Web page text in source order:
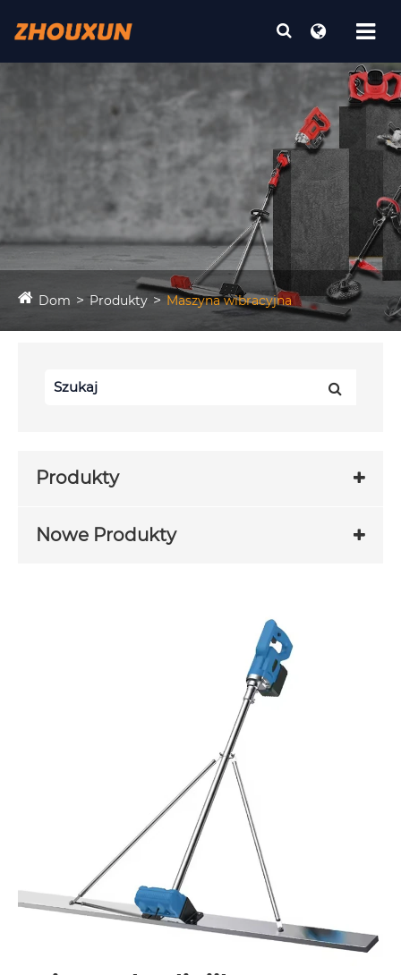
Dom Produkty Maszyna wibracyjna
Produkty
Nowe Produkty